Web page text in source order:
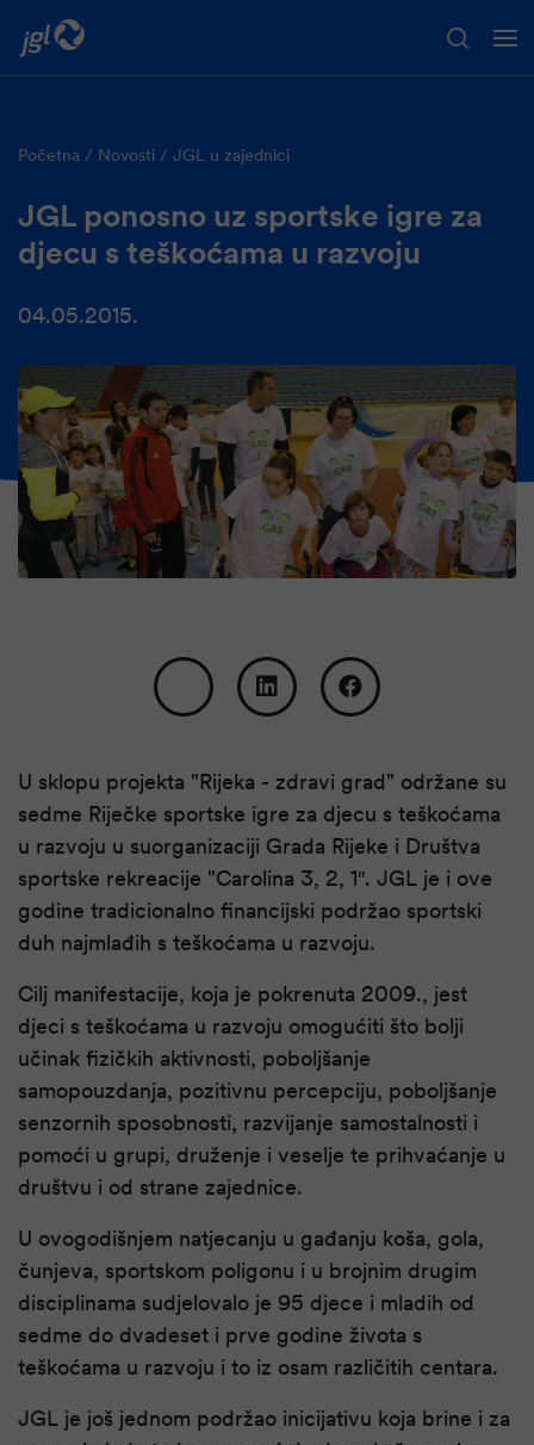
Početna Novosti JGL u zajednici
JGL ponosno uz sportske igre za
djecu s teškoćama u razvoju
04.05.2015.
U sklopu projekta "Rijeka - zdravi grad" održane su
sedme Riječke sportske igre za djecu s teškoćama
u razvoju u suorganizaciji Grada Rijeke i Društva
sportske rekreacije "Carolina 3, 2, 1″. JGL je i ove
godine tradicionalno financijski podržao sportski
duh najmlađih s teškoćama u razvoju.
Cilj manifestacije, koja je pokrenuta 2009., jest
djeci s teškoćama u razvoju omogućiti što bolji
učinak fizičkih aktivnosti, poboljšanje
samopouzdanja, pozitivnu percepciju, poboljšanje
senzornih sposobnosti, razvijanje samostalnosti i
pomoći u grupi, druženje i veselje te prihvaćanje u
društvu i od strane zajednice.
U ovogodišnjem natjecanju u gađanju koša, gola,
čunjeva, sportskom poligonu i u brojnim drugim
disciplinama sudjelovalo je 95 djece i mladih od
sedme do dvadeset i prve godine života s
teškoćama u razvoju i to iz osam različitih centara.
JGL je još jednom podržao inicijativu koja brine i za